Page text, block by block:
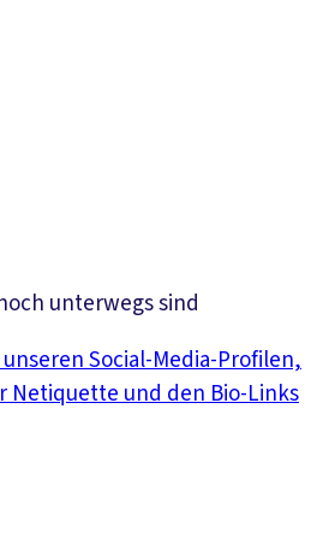
unterwegs sind
Social-Media-Profilen,
Netiquette und den Bio-Links